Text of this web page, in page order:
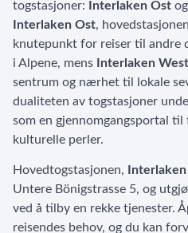
togstasjoner:
Interlaken Ost og
Interlaken Ost,
knutepunkt for reiser til andre
i Alpene, mens
Interlaken West
sentrum og nærhet til lokale
dualiteten av togstasjoner
som en gjennomgangsportal til
kulturelle perler.
Hovedtogstasjonen,
Untere Bönigstrasse 5, og
ved å tilby en rekke tjenester.
reisendes behov, og du kan